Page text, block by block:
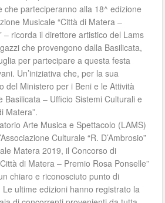
che parteciperanno alla 18^ edizione
Musicale “Città di Matera –
– ricorda il direttore artistico del Lams
che provengono dalla Basilicata,
per partecipare a questa festa
Un’iniziativa che, per la sua
del Ministero per i Beni e le Attività
Basilicata – Ufficio Sistemi Culturali e
Matera”.
Arte Musica e Spettacolo (LAMS)
Culturale “R. D’Ambrosio”
Matera 2019, il Concorso di
di Matera – Premio Rosa Ponselle”
chiaro e riconosciuto punto di
ultime edizioni hanno registrato la